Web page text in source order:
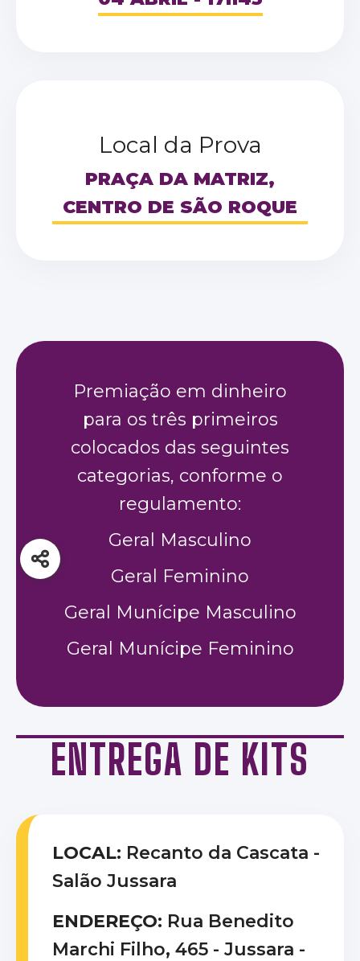
Local da Prova
PRAÇA DA MATRIZ,
CENTRO DE SÃO ROQUE
Premiação em dinheiro
para os três primeiros
colocados das seguintes
categorias, conforme o
regulamento:
Geral Masculino
Geral Feminino
Geral Munícipe Masculino
Geral Munícipe Feminino
ENTREGA DE KITS
LOCAL: Recanto da Cascata -
Salão Jussara
ENDEREÇO: Rua Benedito
Marchi Filho, 465 - Jussara -